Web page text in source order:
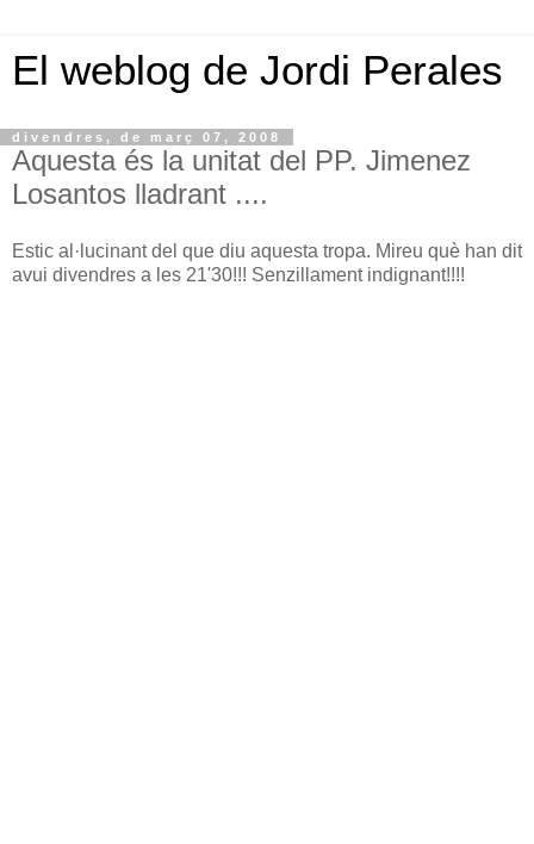
El weblog de Jordi Perales
divendres, de març 07, 2008
Aquesta és la unitat del PP. Jimenez
Losantos lladrant ....
Estic al·lucinant del que diu aquesta tropa. Mireu què han dit
avui divendres a les 21'30!!! Senzillament indignant!!!!